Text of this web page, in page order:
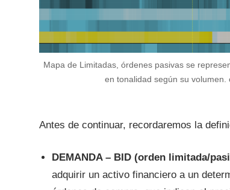
Mapa de Limitadas, órdenes pasivas se
en tonalidad según su
Antes de continuar, recordaremos la
DEMANDA – BID (orden limitada/
adquirir un activo financiero a un